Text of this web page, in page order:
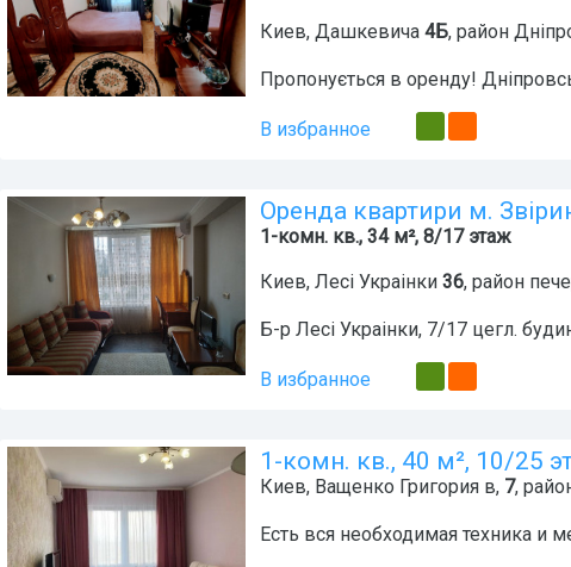
Киев, Дашкевича 4Б, район
Пропонується в оренду!
В избранное
Оренда квартири м.
1-комн. кв., 34 м², 8/17 этаж
Киев, Лесі Украінки 36, район
Б-р Лесі Украінки, 7/17 цегл.
В избранное
1-комн. кв., 40 м², 10/25
Киев, Ващенко Григория в, 7,
Есть вся необходимая техника и